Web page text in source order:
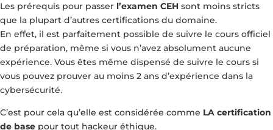
Les prérequis pour passer l’examen CEH sont moins stricts
que la plupart d’autres certifications du domaine.
En effet, il est parfaitement possible de suivre le cours officiel
de préparation, même si vous n’avez absolument aucune
expérience. Vous êtes même dispensé de suivre le cours si
vous pouvez prouver au moins 2 ans d’expérience dans la
cybersécurité.
C’est pour cela qu’elle est considérée comme LA certification
de base pour tout hackeur éthique.